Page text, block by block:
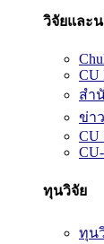
วิจัยและ
CU
สำ
ข่า
CU
ทุนวิจัย
ทุน